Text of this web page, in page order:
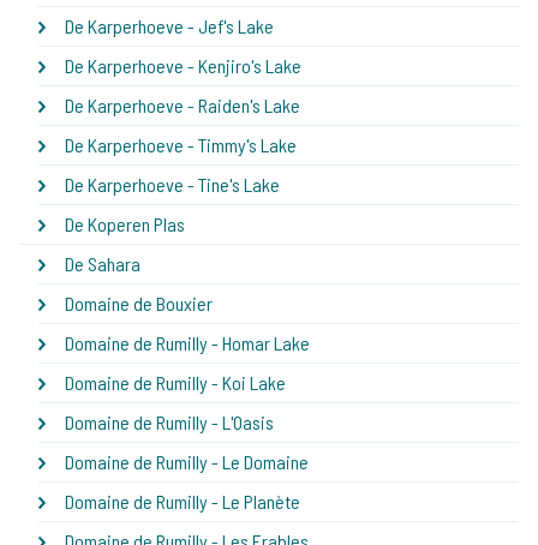
De Karperhoeve - Jef's Lake
De Karperhoeve - Kenjiro's Lake
De Karperhoeve - Raiden's Lake
De Karperhoeve - Timmy's Lake
De Karperhoeve - Tine's Lake
De Koperen Plas
De Sahara
Domaine de Bouxier
Domaine de Rumilly - Homar Lake
Domaine de Rumilly - Koi Lake
Domaine de Rumilly - L'Oasis
Domaine de Rumilly - Le Domaine
Domaine de Rumilly - Le Planète